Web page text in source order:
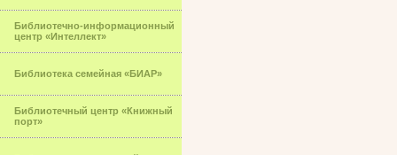
Библиотечно-информационный
центр «Интеллект»
Библиотека семейная «БИАР»
Библиотечный центр «Книжный
порт»